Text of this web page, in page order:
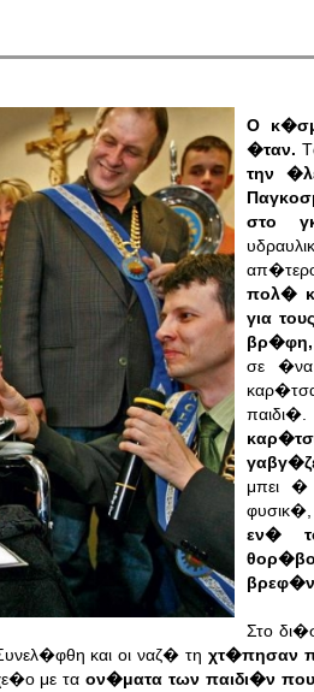
Ο
�ταν.
την
στο
πολ�
για
βρ�φη,
σε
μπει �
εν�
Στο
και οι ναζ� τηχτ�πησαν
με ταον�ματα των παιδι�ν